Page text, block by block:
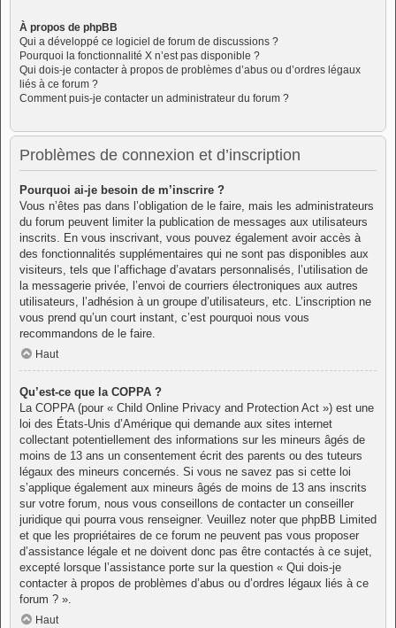
À propos de phpBB
Qui a développé ce logiciel de forum de discussions ?
Pourquoi la fonctionnalité X n’est pas disponible ?
Qui dois-je contacter à propos de problèmes d’abus ou d’ordres légaux
liés à ce forum ?
Comment puis-je contacter un administrateur du forum ?
Problèmes de connexion et d’inscription
Pourquoi ai-je besoin de m’inscrire ?
Vous n’êtes pas dans l’obligation de le faire, mais les administrateurs
du forum peuvent limiter la publication de messages aux utilisateurs
inscrits. En vous inscrivant, vous pouvez également avoir accès à
des fonctionnalités supplémentaires qui ne sont pas disponibles aux
visiteurs, tels que l’affichage d’avatars personnalisés, l’utilisation de
la messagerie privée, l’envoi de courriers électroniques aux autres
utilisateurs, l’adhésion à un groupe d’utilisateurs, etc. L’inscription ne
vous prend qu’un court instant, c’est pourquoi nous vous
recommandons de le faire.
Haut
Qu’est-ce que la COPPA ?
La COPPA (pour « Child Online Privacy and Protection Act ») est une
loi des États-Unis d’Amérique qui demande aux sites internet
collectant potentiellement des informations sur les mineurs âgés de
moins de 13 ans un consentement écrit des parents ou des tuteurs
légaux des mineurs concernés. Si vous ne savez pas si cette loi
s’applique également aux mineurs âgés de moins de 13 ans inscrits
sur votre forum, nous vous conseillons de contacter un conseiller
juridique qui pourra vous renseigner. Veuillez noter que phpBB Limited
et que les propriétaires de ce forum ne peuvent pas vous proposer
d’assistance légale et ne doivent donc pas être contactés à ce sujet,
excepté lorsque l’assistance porte sur la question « Qui dois-je
contacter à propos de problèmes d’abus ou d’ordres légaux liés à ce
forum ? ».
Haut